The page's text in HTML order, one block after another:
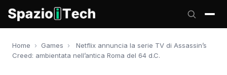
Home › Games ›
Netflix annuncia la serie TV di Assassin’s
Creed: ambientata nell’antica Roma del 64 d.C.